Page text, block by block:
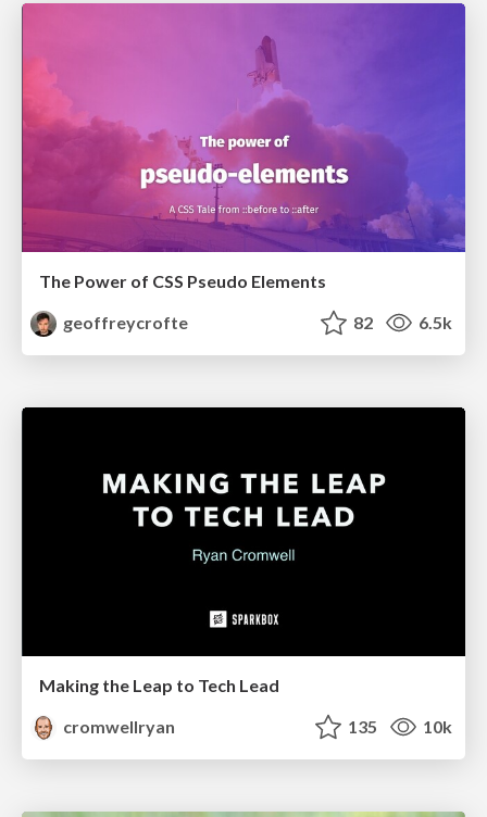
The Power of CSS Pseudo Elements
geoffreycrofte
82 6.5k
Making the Leap to Tech Lead
cromwellryan
135 10k